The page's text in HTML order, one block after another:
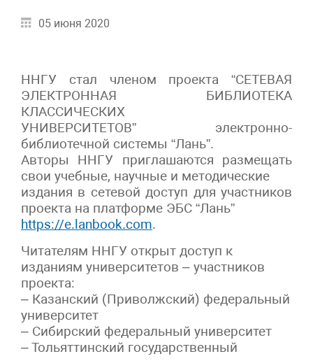
05 июня 2020
ННГУ стал членом проекта “СЕТЕВАЯ
ЭЛЕКТРОННАЯ БИБЛИОТЕКА
КЛАССИЧЕСКИХ
УНИВЕРСИТЕТОВ” электронно-
библиотечной системы “Лань”.
Авторы ННГУ приглашаются размещать
свои учебные, научные и методические
издания в сетевой доступ для участников
проекта на платформе ЭБС “Лань”
https://e.lanbook.com.
Читателям ННГУ открыт доступ к
изданиям университетов – участников
проекта:
– Казанский (Приволжский) федеральный
университет
– Сибирский федеральный университет
– Тольяттинский государственный